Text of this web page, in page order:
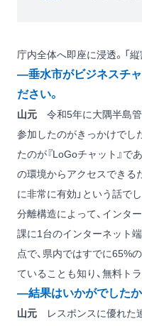
庁内全体へ即座に浸透。「
―垂水市がビジネスチ
ださい。
山元 令和5年に大隅半島管
参加したのがきっかけでし
たのが『LoGoチャット』で
の環境からアクセスできる
に非常に有効」という話で
分離構造によって、インタ
課に1台のインターネット
点で、県内ではすでに65%
ていることも知り、無料ト
―結果はいかがでしたか
山元 レスポンスに優れた